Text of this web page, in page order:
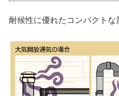
耐候性に優れたコンパクトな